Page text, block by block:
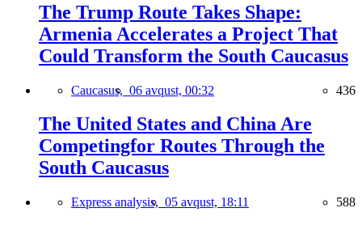
The Trump Route Takes Shape:
Armenia Accelerates a Project That
Could Transform the South Caucasus
Caucasus, 06 avqust, 00:32 436
The United States and China Are
Competingfor Routes Through the
South Caucasus
Express analysis, 05 avqust, 18:11 588